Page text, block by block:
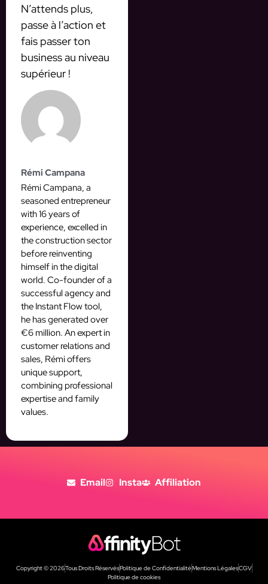
N’attends plus,
passe à l’action et
fais passer ton
business au niveau
supérieur !
Rémi Campana
Rémi Campana, a
seasoned entrepreneur
with 16 years of
experience, excelled in
the construction sector
before reinventing
himself in the digital
world. Co-founder of a
successful agency and
the Instant Flow tool,
he has generated over
€6 million. An expert in
customer relations and
sales, Rémi offers
unique support,
combining professional
expertise and family
values.
Email Insta Affiliation
Copyright © 2026Tous Droits RéservésPolitique de ConfidentialitéMentions LégalesCGV
Politique de cookies